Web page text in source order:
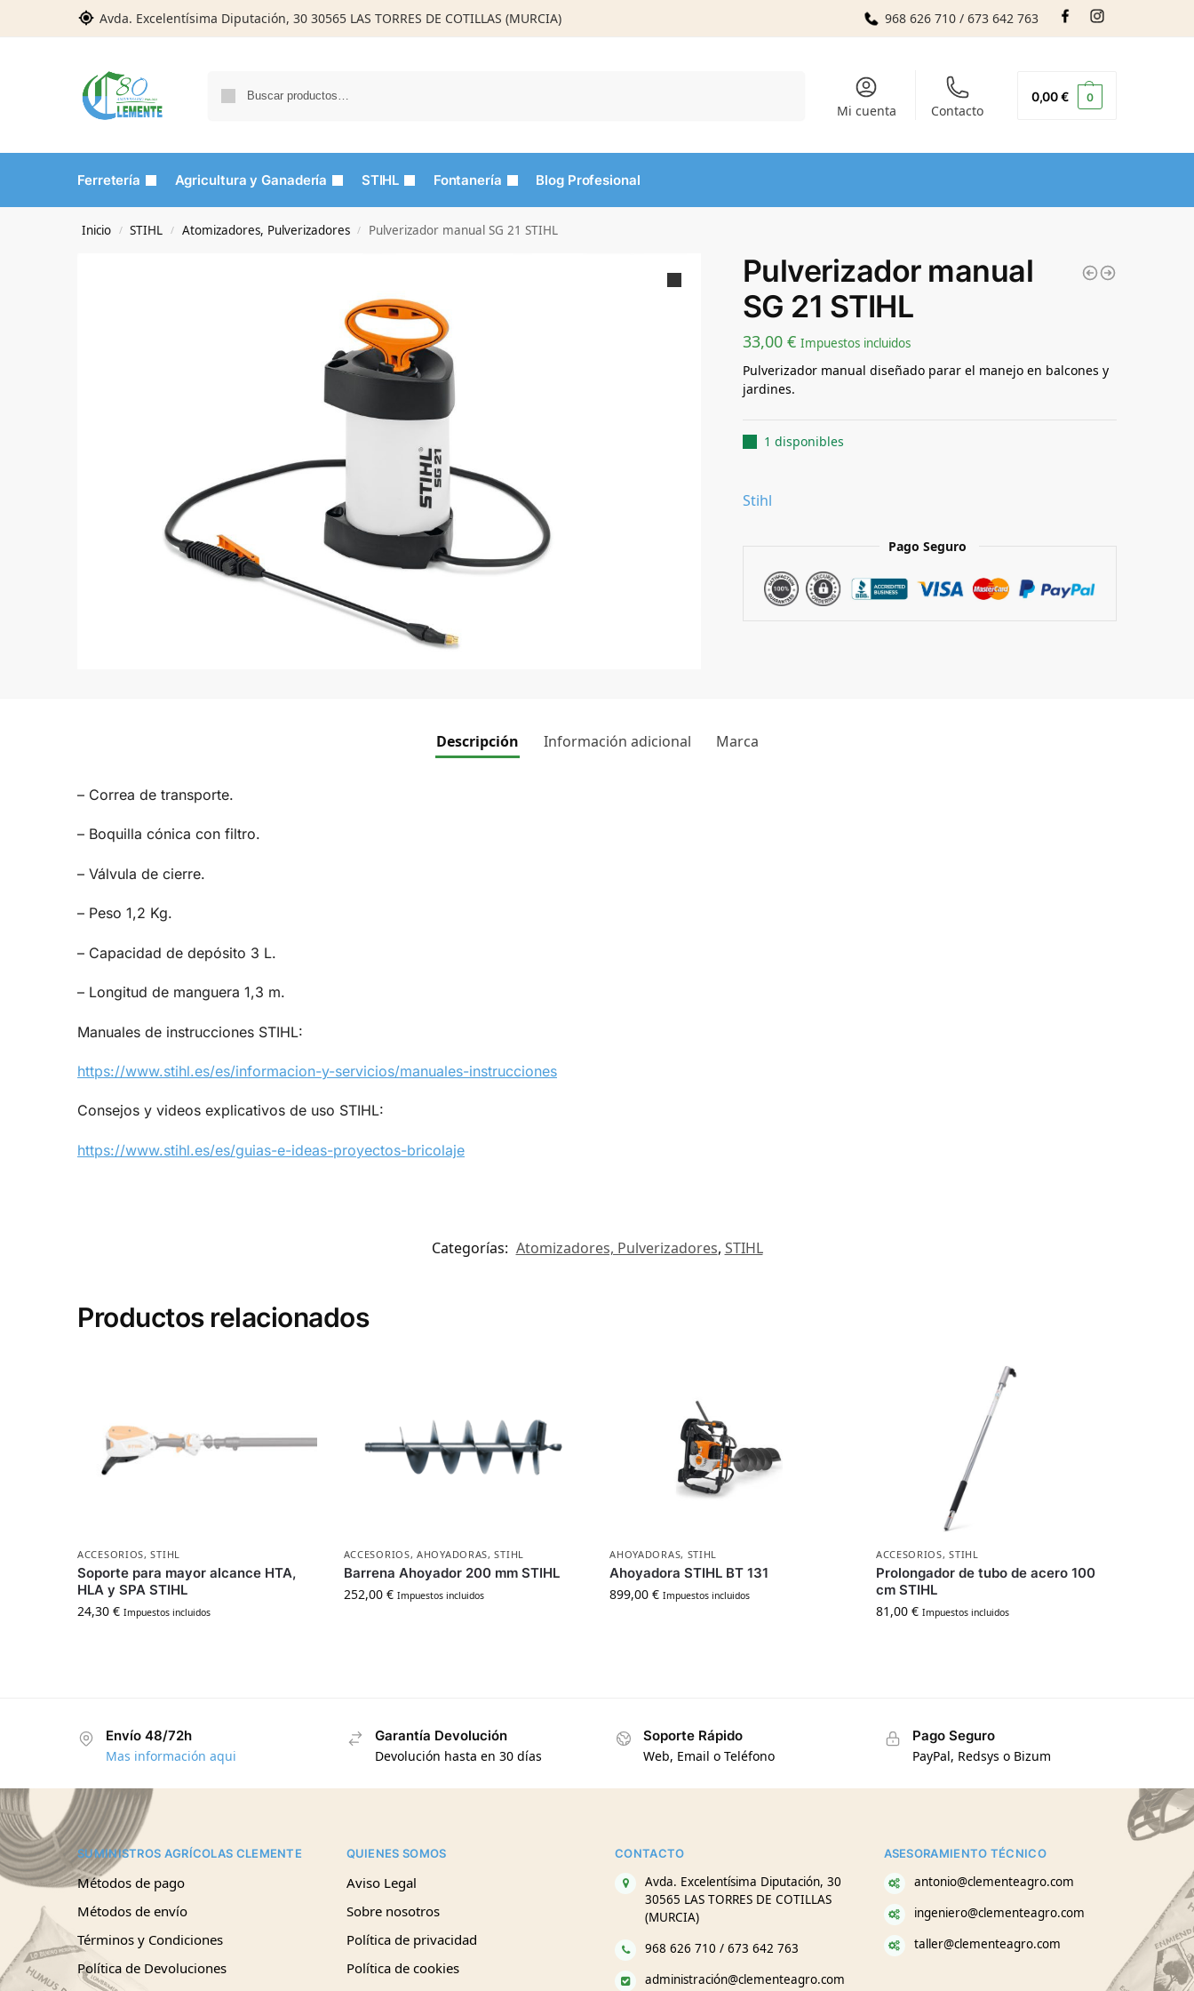
Avda. Excelentísima Diputación, 30 30565 LAS TORRES DE COTILLAS (MURCIA) 968 626 710 / 673 642 763
Mi cuenta Contacto
0,00€ 0
Ferretería Agricultura y Ganadería STIHL Fontanería Blog Profesional
Inicio / STIHL / Atomizadores, Pulverizadores / Pulverizador manual SG 21 STIHL
Pulverizador manual
SG 21 STIHL
33,00 € Impuestos incluidos
Pulverizador manual diseñado parar el manejo en balcones y
jardines.
1 disponibles
Stihl
Pago Seguro
Descripción Información adicional Marca
– Correa de transporte.
– Boquilla cónica con filtro.
– Válvula de cierre.
– Peso 1,2 Kg.
– Capacidad de depósito 3 L.
– Longitud de manguera 1,3 m.
Manuales de instrucciones STIHL:
https://www.stihl.es/es/informacion-y-servicios/manuales-instrucciones
Consejos y videos explicativos de uso STIHL:
https://www.stihl.es/es/guias-e-ideas-proyectos-bricolaje
Categorías: Atomizadores, Pulverizadores, STIHL
Productos relacionados
ACCESORIOS,STIHL
Soporte para mayor alcance HTA,
HLA y SPA STIHL
24,30€ Impuestos incluidos
ACCESORIOS,AHOYADORAS,STIHL
Barrena Ahoyador 200 mm STIHL
252,00 € Impuestos incluidos
AHOYADORAS, STIHL
Ahoyadora STIHL BT 131
899,00€ Impuestos incluidos
ACCESORIOS,STIHL
Prolongador de tubo de acero 100
cm STIHL
81,00 € Impuestos incluidos
Envío 48/72h
Mas información aqui
Garantía Devolución
Devolución hasta en 30 días
Soporte Rápido
Web, Email o Teléfono
Pago Seguro
PayPal, Redsys o Bizum
SUMINISTROS AGRÍCOLAS CLEMENTE
Métodos de pago
Métodos de envío
Términos y Condiciones
Política de Devoluciones
QUIENES SOMOS
Aviso Legal
Sobre nosotros
Política de privacidad
Política de cookies
CONTACTO
Avda. Excelentísima Diputación, 30
30565 LAS TORRES DE COTILLAS
(MURCIA)
968 626 710 / 673 642 763
administración@clementeagro.com
ASESORAMIENTO TÉCNICO
antonio@clementeagro.com
ingeniero@clementeagro.com
taller@clementeagro.com